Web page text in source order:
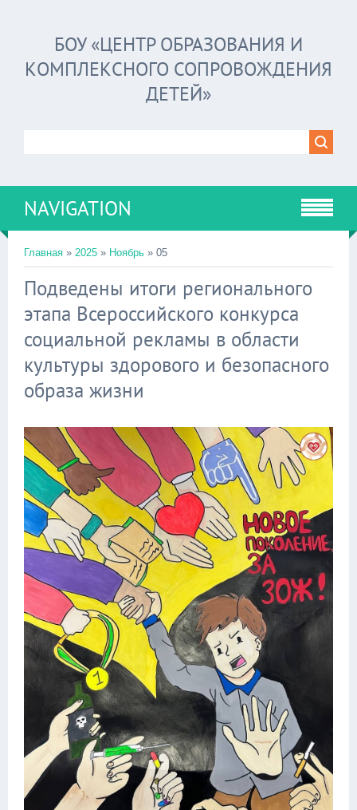
БОУ «ЦЕНТР ОБРАЗОВАНИЯ И
КОМПЛЕКСНОГО СОПРОВОЖДЕНИЯ
ДЕТЕЙ»
NAVIGATION
Главная » 2025 » Ноябрь » 05
Подведены итоги регионального
этапа Всероссийского конкурса
социальной рекламы в области
культуры здорового и безопасного
образа жизни